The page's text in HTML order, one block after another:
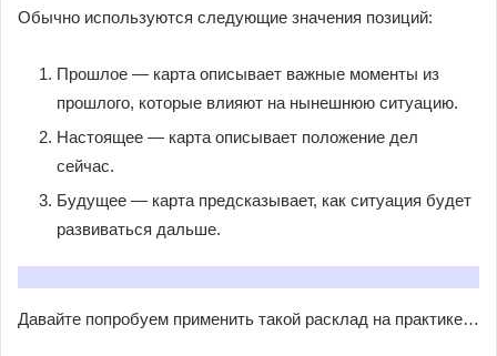
Обычно используются следующие значения позиций:
Прошлое — карта описывает важные моменты из
прошлого, которые влияют на нынешнюю ситуацию.
Настоящее — карта описывает положение дел
сейчас.
Будущее — карта предсказывает, как ситуация будет
развиваться дальше.
Давайте попробуем применить такой расклад на практике…